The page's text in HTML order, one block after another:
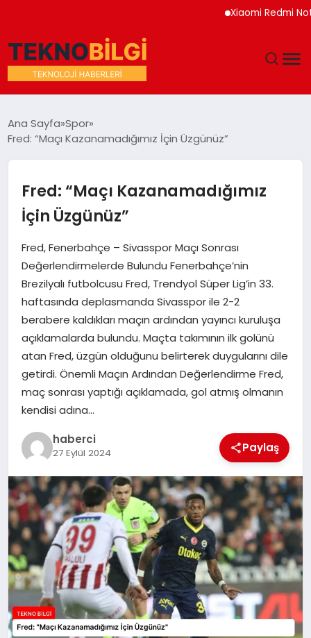
Xiaomi Redmi Note
EĞITIM
EKONOMI
MAGAZIN
SAĞLIK
SIYASET
SPOR
TEKNOLOJI
YAŞAM
Ana Sayfa Spor
Fred: “Maçı Kazanamadığımız İçin Üzgünüz”
Fred: “Maçı Kazanamadığımız
İçin Üzgünüz”
Fred, Fenerbahçe – Sivasspor Maçı Sonrası
Değerlendirmelerde Bulundu Fenerbahçe’nin
Brezilyalı futbolcusu Fred, Trendyol Süper Lig’in 33.
haftasında deplasmanda Sivasspor ile 2-2
berabere kaldıkları maçın ardından yayıncı kuruluşa
açıklamalarda bulundu. Maçta takımının ilk golünü
atan Fred, üzgün olduğunu belirterek duygularını dile
getirdi. Önemli Maçın Ardından Değerlendirme Fred,
maç sonrası yaptığı açıklamada, gol atmış olmanın
kendisi adına…
haberci
27 Eylül 2024 Paylaş